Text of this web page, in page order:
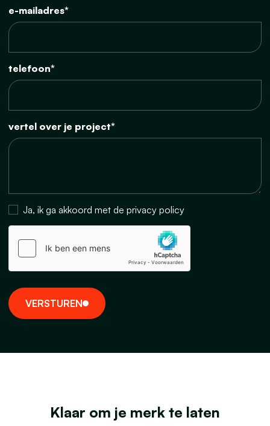
e-mailadres*
telefoon*
vertel over je project*
Ja, ik ga akkoord met de privacy policy
VERSTUREN
Klaar om je merk te laten